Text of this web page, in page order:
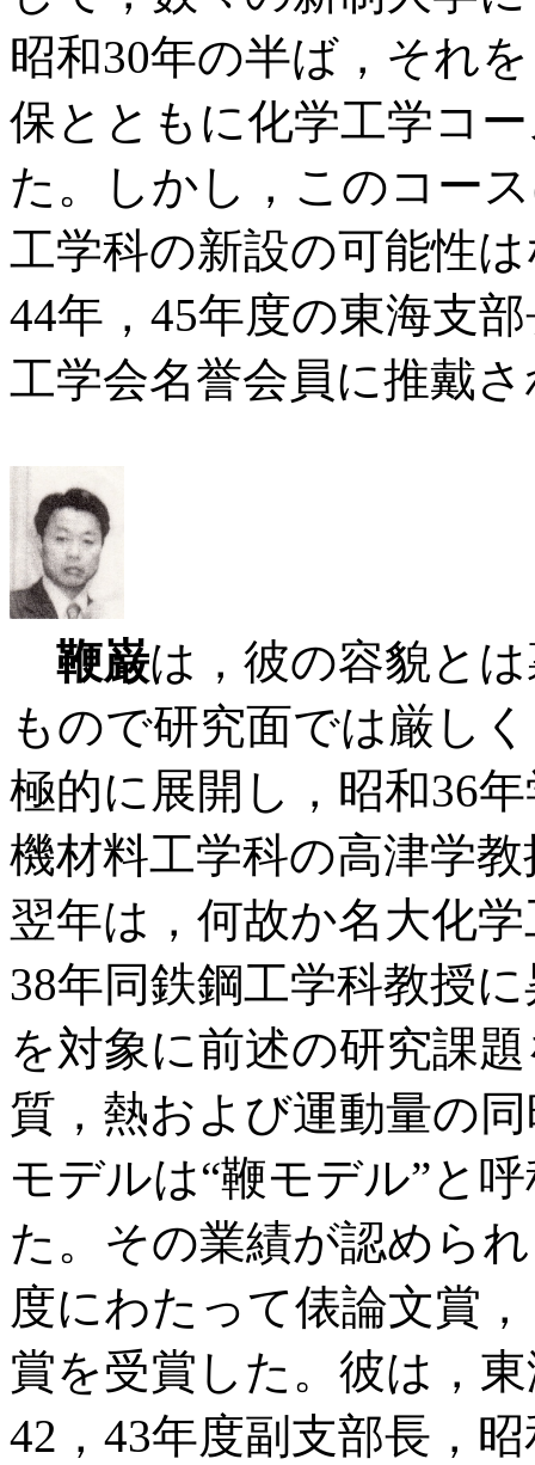
昭和30年の半ば，それ
保とともに化学工学コ
た。しかし，このコー
工学科の新設の可能性
44年，45年度の東海支
工学会名誉会員に推戴
鞭巌は，彼の容貌と
もので研究面では厳し
極的に展開し，昭和36
機材料工学科の高津学
翌年は，何故か名大化
38年同鉄鋼工学科教授
を対象に前述の研究課
質，熱および運動量の
モデルは“鞭モデル”と
た。その業績が認めら
度にわたって俵論文賞
賞を受賞した。彼は，
42，43年度副支部長，